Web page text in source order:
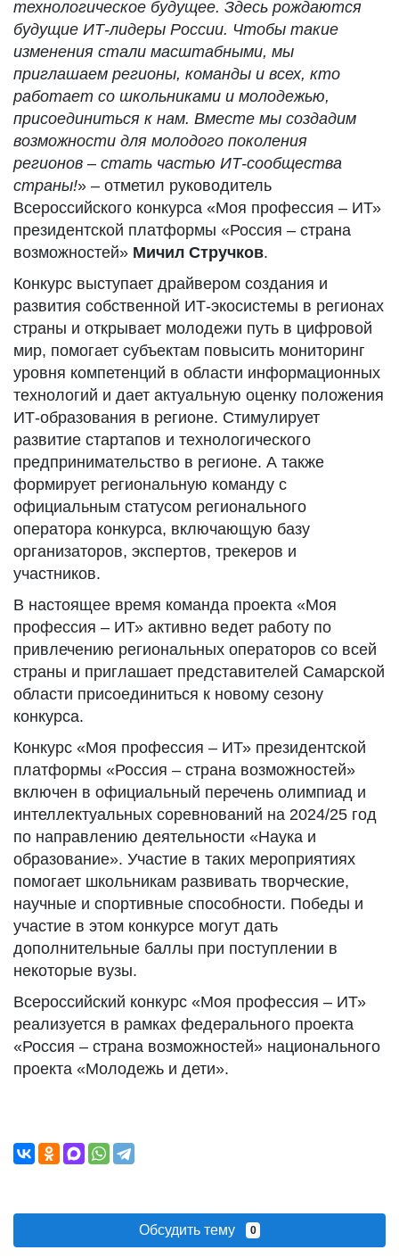
технологическое будущее. Здесь рождаются
будущие ИТ-лидеры России. Чтобы такие
изменения стали масштабными, мы
приглашаем регионы, команды и всех, кто
работает со школьниками и молодежью,
присоединиться к нам. Вместе мы создадим
возможности для молодого поколения
регионов – стать частью ИТ-сообщества
страны!» – отметил руководитель
Всероссийского конкурса «Моя профессия – ИТ»
президентской платформы «Россия – страна
возможностей» Мичил Стручков.
Конкурс выступает драйвером создания и
развития собственной ИТ-экосистемы в регионах
страны и открывает молодежи путь в цифровой
мир, помогает субъектам повысить мониторинг
уровня компетенций в области информационных
технологий и дает актуальную оценку положения
ИТ-образования в регионе. Стимулирует
развитие стартапов и технологического
предпринимательство в регионе. А также
формирует региональную команду с
официальным статусом регионального
оператора конкурса, включающую базу
организаторов, экспертов, трекеров и
участников.
В настоящее время команда проекта «Моя
профессия – ИТ» активно ведет работу по
привлечению региональных операторов со всей
страны и приглашает представителей Самарской
области присоединиться к новому сезону
конкурса.
Конкурс «Моя профессия – ИТ» президентской
платформы «Россия – страна возможностей»
включен в официальный перечень олимпиад и
интеллектуальных соревнований на 2024/25 год
по направлению деятельности «Наука и
образование». Участие в таких мероприятиях
помогает школьникам развивать творческие,
научные и спортивные способности. Победы и
участие в этом конкурсе могут дать
дополнительные баллы при поступлении в
некоторые вузы.
Всероссийский конкурс «Моя профессия – ИТ»
реализуется в рамках федерального проекта
«Россия – страна возможностей» национального
проекта «Молодежь и дети».
Обсудить тему 0